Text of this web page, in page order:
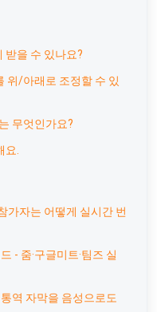
받을 수 있나요?
위/아래로 조정할 수 있
무엇인가요?
.
가자는 어떻게 실시간 번
- 줌·구글미트·팀즈 실
역 자막을 음성으로도